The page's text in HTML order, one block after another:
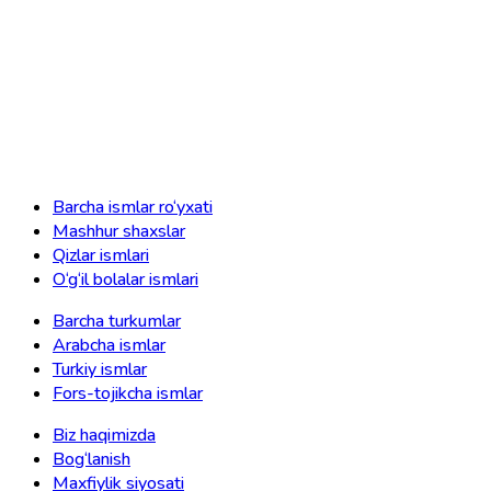
Barcha ismlar ro‘yxati
Mashhur shaxslar
Qizlar ismlari
O‘g‘il bolalar ismlari
Barcha turkumlar
Arabcha ismlar
Turkiy ismlar
Fors-tojikcha ismlar
Biz haqimizda
Bog‘lanish
Maxfiylik siyosati